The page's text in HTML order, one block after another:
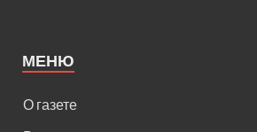
МЕНЮ
О газете